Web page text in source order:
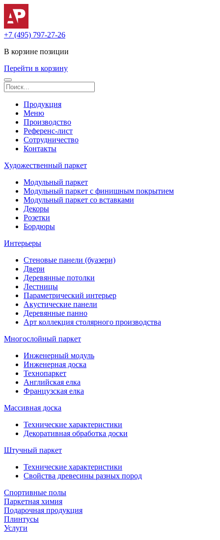
+7 (495) 797-27-26
В корзине позиции
Перейти в корзину
Продукция
Меню
Производство
Референс-лист
Сотрудничество
Контакты
Художественный паркет
Модульный паркет
Модульный паркет с финишным покрытием
Модульный паркет со вставками
Декоры
Розетки
Бордюры
Интерьеры
Стеновые панели (буазери)
Двери
Деревянные потолки
Лестницы
Параметрический интерьер
Акустические панели
Деревянные панно
Арт коллекция столярного производства
Многослойный паркет
Инженерный модуль
Инженерная доска
Технопаркет
Английская елка
Французская елка
Массивная доска
Технические характеристики
Декоративная обработка доски
Штучный паркет
Технические характеристики
Свойства древесины разных пород
Спортивные полы
Паркетная химия
Подарочная продукция
Плинтусы
Услуги